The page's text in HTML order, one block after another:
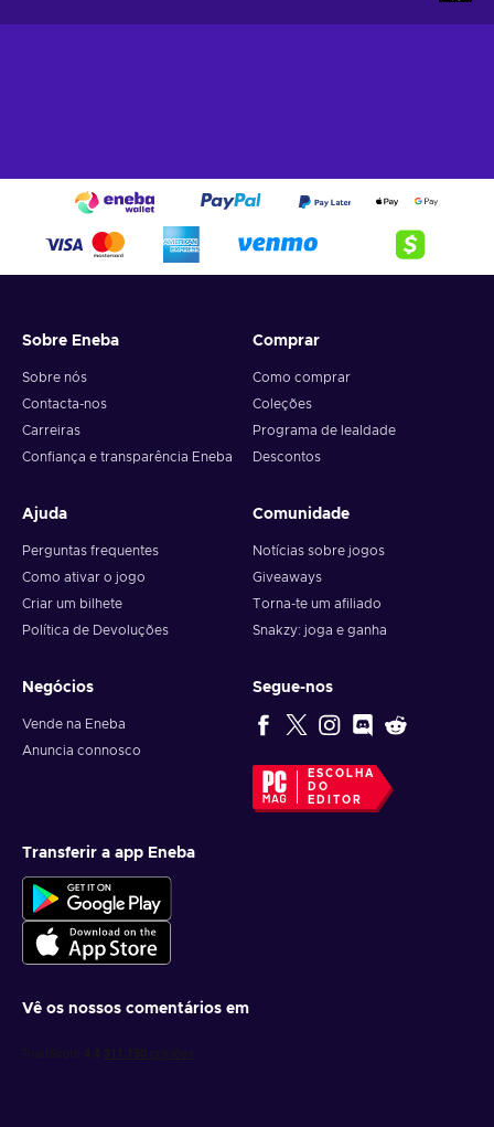
Sobre Eneba
Sobre nós
Contacta-nos
Carreiras
Confiança e transparência Eneba
Comprar
Como comprar
Coleções
Programa de lealdade
Descontos
Ajuda
Perguntas frequentes
Como ativar o jogo
Criar um bilhete
Política de Devoluções
Comunidade
Notícias sobre jogos
Giveaways
Torna-te um afiliado
Snakzy: joga e ganha
Negócios
Vende na Eneba
Anuncia connosco
Segue-nos
ESCOLHA
DO
EDITOR
Transferir a app Eneba
Vê os nossos comentários em